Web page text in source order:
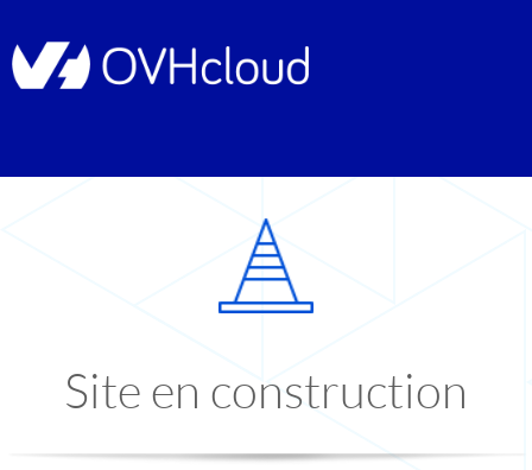
Site en construction